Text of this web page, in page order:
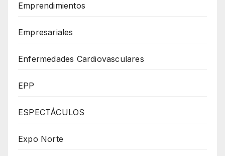
Emprendimientos
Empresariales
Enfermedades Cardiovasculares
EPP
ESPECTÁCULOS
Expo Norte